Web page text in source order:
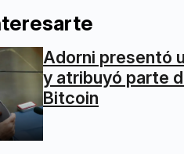
Adorni presentó
y atribuyó parte
Bitcoin